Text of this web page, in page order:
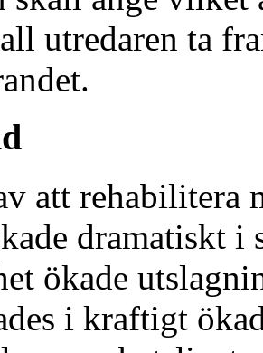
utredaren ta
att rehabilitera
dramatiskt
ökade
i kraftigt